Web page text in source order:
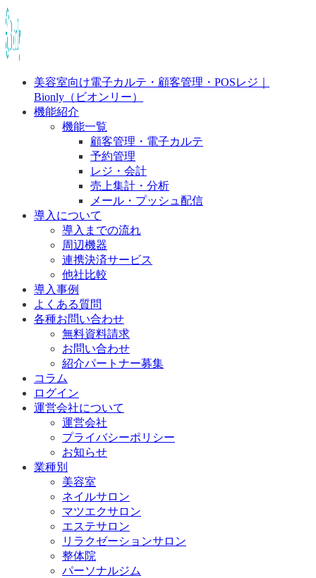
美容室向け電子カルテ・顧客管理・POSレジ｜
Bionly（ビオンリー）
機能紹介
機能一覧
顧客管理・電子カルテ
予約管理
レジ・会計
売上集計・分析
メール・プッシュ配信
導入について
導入までの流れ
周辺機器
連携決済サービス
他社比較
導入事例
よくある質問
各種お問い合わせ
無料資料請求
お問い合わせ
紹介パートナー募集
コラム
ログイン
運営会社について
運営会社
プライバシーポリシー
お知らせ
業種別
美容室
ネイルサロン
マツエクサロン
エステサロン
リラクゼーションサロン
整体院
パーソナルジム